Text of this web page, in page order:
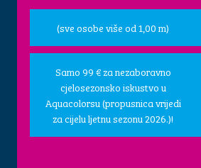
(sve osobe više od 1,00 m)
Samo 99 € za nezaboravno
cjelosezonsko iskustvo u
Aquacolorsu (propusnica vrijedi
za cijelu ljetnu sezonu 2026.)!